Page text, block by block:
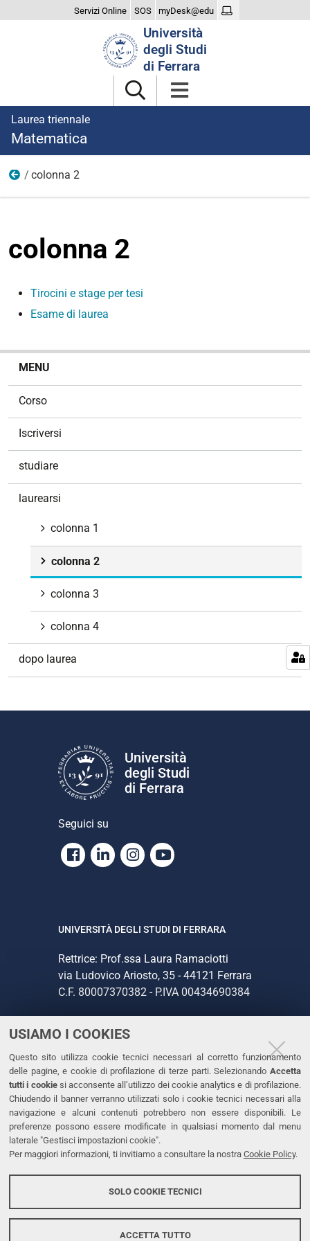
USIAMO I COOKIES
Questo sito utilizza cookie tecnici necessari al corretto funzionamento
delle pagine, e cookie di profilazione di terze parti. Selezionando Accetta
tutti i cookiesi acconsente all’utilizzo dei cookie analytics e di profilazione.
Chiudendo il banner verranno utilizzati solo i cookie tecnici necessari alla
navigazione e alcuni contenuti potrebbero non essere disponibili. Le
preferenze possono essere modificate in qualsiasi momento dal menu
laterale "Gestisci impostazioni cookie".
Per maggiori informazioni, ti invitiamo a consultare la nostra Cookie Policy.
SOLO COOKIE TECNICI
ACCETTA TUTTO
Servizi Online SOS myDesk@edu
Università
degli Studi
di Ferrara
Laurea triennale
Matematica
laurearsi
colonna 2
colonna 2
Tirocini e stage per tesi
Esame di laurea
MENU
Corso
Iscriversi
studiare
laurearsi
colonna 1
colonna 2
colonna 3
colonna 4
dopo laurea
Università
degli Studi
di Ferrara
Seguici su
Facebook
LinkedinInstagram
Youtube
UNIVERSITÀ DEGLI STUDI DI FERRARA
Rettrice: Prof.ssa Laura Ramaciotti
via Ludovico Ariosto, 35 - 44121 Ferrara
C.F. 80007370382 - P.IVA 00434690384
CONTATTI
Tel. +39 0532 293111
Fax. +39 0532 293031
PEC
LINKS
Dichiarazione di accessibilità
Protezione dati personali